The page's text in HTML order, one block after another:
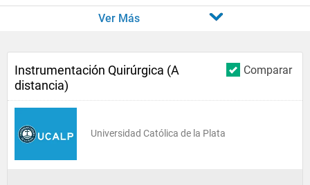
Ver Más
Comparar
Instrumentación Quirúrgica (A
distancia)
Universidad Católica de la Plata